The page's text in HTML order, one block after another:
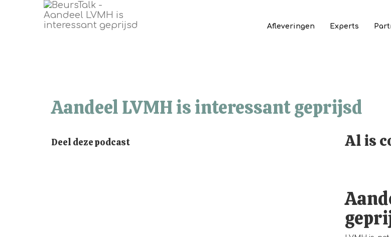
Afleveringen Experts
Aandeel LVMH is interessant geprijsd
Deel deze podcast Al is